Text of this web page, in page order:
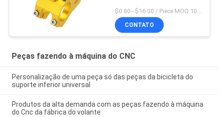
em China
CONTATO
Peças fazendo à máquina do CNC
Personalização de uma peça só das peças da bicicleta do
suporte inferior universal
Produtos da alta demanda com as peças fazendo à máquina
do Cnc da fábrica do volante